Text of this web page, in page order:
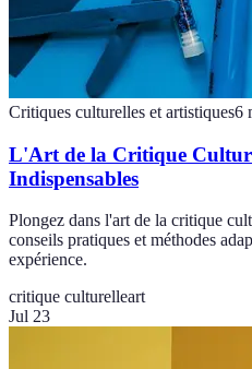
Critiques culturelles et artistiques6
L'Art de la Critique
Indispensables
Plongez dans l'art de la critique
conseils pratiques et méthodes
expérience.
critique culturelleart
Jul 23